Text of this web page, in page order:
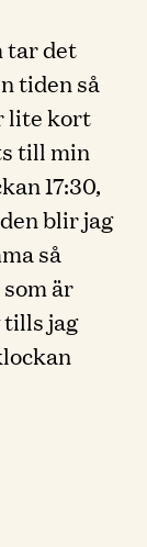
tar det
tiden så
lite kort
till min
17:30,
blir jag
så
är
tills jag